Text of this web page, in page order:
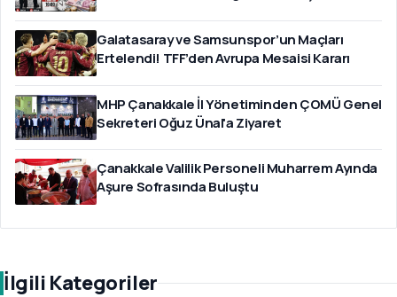
Galatasaray ve Samsunspor’un Maçları
Ertelendi! TFF’den Avrupa Mesaisi Kararı
MHP Çanakkale İl Yönetiminden ÇOMÜ Genel
Sekreteri Oğuz Ünal'a Ziyaret
Çanakkale Valilik Personeli Muharrem Ayında
Aşure Sofrasında Buluştu
İlgili Kategoriler